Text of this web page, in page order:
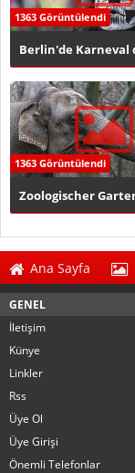
1363 Görüntülendi
1363 Görüntülendi
Ana Sayfa
GENEL
İletişim
Künye
Linkler
Rss
Üye Ol
Üye Girişi
Önemli Telefonlar